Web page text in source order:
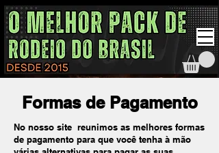
Formas de Pagamento
No nosso site reunimos as melhores formas
de pagamento para que você tenha à mão